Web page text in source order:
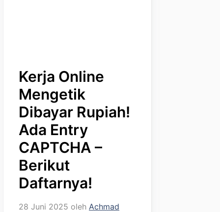
Kerja Online
Mengetik
Dibayar Rupiah!
Ada Entry
CAPTCHA –
Berikut
Daftarnya!
28 Juni 2025 oleh Achmad